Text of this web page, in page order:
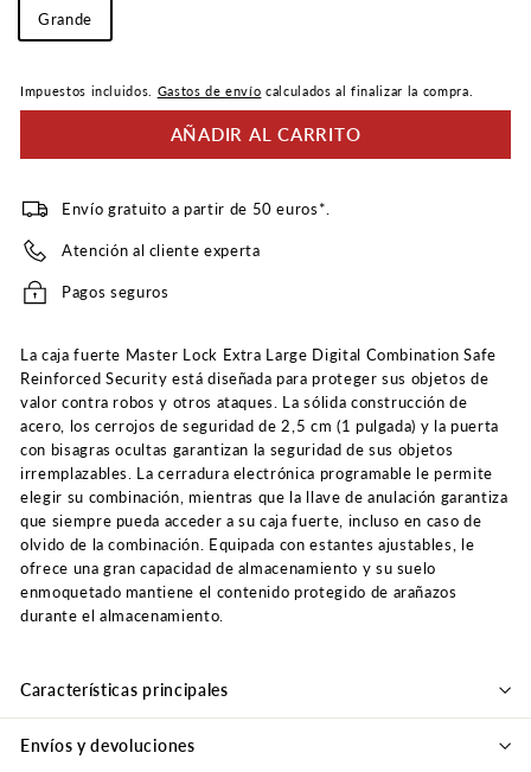
TallaGrande
Impuestos incluidos. Gastos de envío calculados al finalizar la compra.
AÑADIR AL CARRITO
Envío gratuito a partir de 50 euros*.
Atención al cliente experta
Pagos seguros
La caja fuerte Master Lock Extra Large Digital Combination Safe
Reinforced Security está diseñada para proteger sus objetos de
valor contra robos y otros ataques. La sólida construcción de
acero, los cerrojos de seguridad de 2,5 cm (1 pulgada) y la puerta
con bisagras ocultas garantizan la seguridad de sus objetos
irremplazables. La cerradura electrónica programable le permite
elegir su combinación, mientras que la llave de anulación garantiza
que siempre pueda acceder a su caja fuerte, incluso en caso de
olvido de la combinación. Equipada con estantes ajustables, le
ofrece una gran capacidad de almacenamiento y su suelo
enmoquetado mantiene el contenido protegido de arañazos
durante el almacenamiento.
Características principales
Envíos y devoluciones